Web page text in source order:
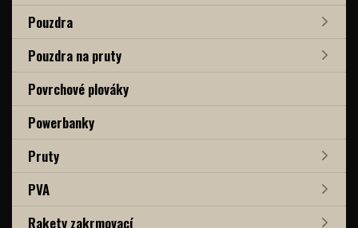
Pouzdra
Pouzdra na pruty
Povrchové plováky
Powerbanky
Pruty
PVA
Rakety zakrmovací